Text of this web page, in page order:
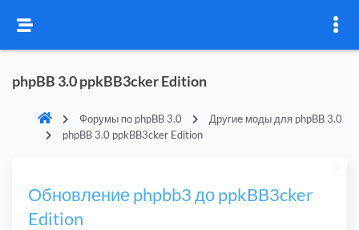
phpBB 3.0 ppkBB3cker Edition
Форумы по phpBB 3.0
Другие моды для phpBB 3.0
phpBB 3.0 ppkBB3cker Edition
Обновление phpbb3 до ppkBB3cker
Edition